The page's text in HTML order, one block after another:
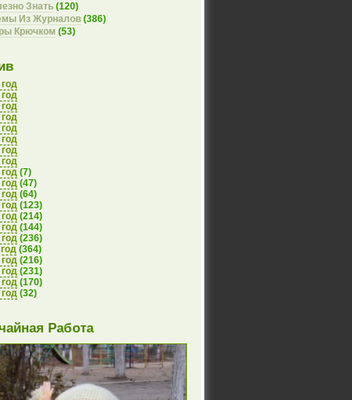
Знать (120)
Из Журналов (386)
Крючком (53)
(7)
(47)
(64)
(123)
(214)
(144)
(236)
(364)
(216)
(231)
(170)
(32)
Работа